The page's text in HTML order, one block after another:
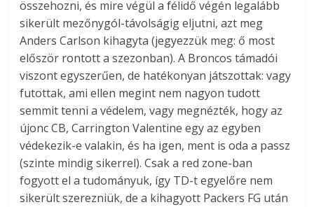
összehozni, és mire végül a félidő végén legalább
sikerült mezőnygól-távolságig eljutni, azt meg
Anders Carlson kihagyta (jegyezzük meg: ő most
először rontott a szezonban). A Broncos támadói
viszont egyszerűen, de hatékonyan játszottak: vagy
futottak, ami ellen megint nem nagyon tudott
semmit tenni a védelem, vagy megnézték, hogy az
újonc CB, Carrington Valentine egy az egyben
védekezik-e valakin, és ha igen, ment is oda a passz
(szinte mindig sikerrel). Csak a red zone-ban
fogyott el a tudományuk, így TD-t egyelőre nem
sikerült szerezniük, de a kihagyott Packers FG után